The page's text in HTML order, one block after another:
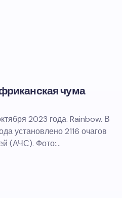
чума
2023 года. Rainbow. В
установлено 2116 очагов
(АЧС). Фото:…